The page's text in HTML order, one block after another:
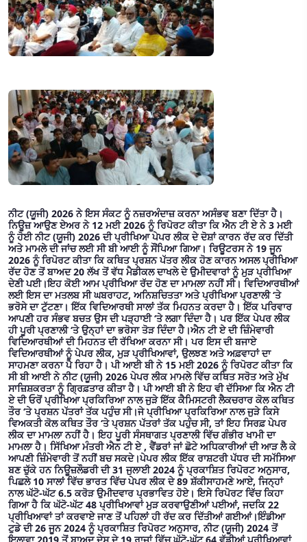
ਨੀਟ (ਯੂਜੀ) 2026 ਨੇ ਇਸ ਸੰਕਟ ਨੂੰ ਨਜ਼ਰਅੰਦਾਜ਼ ਕਰਨਾ ਅਸੰਭਵ ਬਣਾ ਦਿੱਤਾ ਹੈ।
ਨਿਊਜ਼ ਆਉਣ ਏਅਰ ਨੇ 12 ਮਈ 2026 ਨੂੰ ਰਿਪੋਰਟ ਕੀਤਾ ਕਿ ਐਨ ਟੀ ਏ ਨੇ 3 ਮਈ
ਨੂੰ ਹੋਈ ਨੀਟ (ਯੂਜੀ) 2026 ਦੀ ਪ੍ਰੀਖਿਆ ਪੇਪਰ ਲੀਕ ਦੇ ਦੋਸ਼ਾਂ ਕਾਰਨ ਰੱਦ ਕਰ ਦਿੱਤੀ
ਅਤੇ ਮਾਮਲੇ ਦੀ ਜਾਂਚ ਲਈ ਸੀ ਬੀ ਆਈ ਨੂੰ ਸੌਂਪਿਆ ਗਿਆ। ਰਿਊਟਰਸ ਨੇ 19 ਜੂਨ
2026 ਨੂੰ ਰਿਪੋਰਟ ਕੀਤਾ ਕਿ ਕਥਿਤ ਪ੍ਰਸ਼ਨ ਪੱਤਰ ਲੀਕ ਹੋਣ ਕਾਰਨ ਅਸਲ ਪ੍ਰੀਖਿਆ
ਰੱਦ ਹੋਣ ਤੋਂ ਬਾਅਦ 20 ਲੱਖ ਤੋਂ ਵੱਧ ਮੈਡੀਕਲ ਦਾਖਲੇ ਦੇ ਉਮੀਦਵਾਰਾਂ ਨੂੰ ਮੁੜ ਪ੍ਰੀਖਿਆ
ਦੇਣੀ ਪਈ।ਇਹ ਕੋਈ ਆਮ ਪ੍ਰੀਖਿਆ ਰੱਦ ਹੋਣ ਦਾ ਮਾਮਲਾ ਨਹੀਂ ਸੀ। ਵਿਦਿਆਰਥੀਆਂ
ਲਈ ਇਸ ਦਾ ਮਤਲਬ ਸੀ ਘਬਰਾਹਟ, ਅਨਿਸ਼ਚਿਤਤਾ ਅਤੇ ਪ੍ਰੀਖਿਆ ਪ੍ਰਣਾਲੀ ‘ਤੇ
ਭਰੋਸੇ ਦਾ ਟੁੱਟਣਾ। ਇੱਕ ਵਿਦਿਆਰਥੀ ਸਾਲਾਂ ਤੱਕ ਮਿਹਨਤ ਕਰਦਾ ਹੈ। ਇੱਕ ਪਰਿਵਾਰ
ਆਪਣੀ ਹਰ ਸੰਭਵ ਬਚਤ ਉਸ ਦੀ ਪੜ੍ਹਾਈ ‘ਤੇ ਲਗਾ ਦਿੰਦਾ ਹੈ। ਪਰ ਇੱਕ ਪੇਪਰ ਲੀਕ
ਹੀ ਪੂਰੀ ਪ੍ਰਣਾਲੀ ‘ਤੇ ਉਨ੍ਹਾਂ ਦਾ ਭਰੋਸਾ ਤੋੜ ਦਿੰਦਾ ਹੈ।ਐਨ ਟੀ ਏ ਦੀ ਜ਼ਿੰਮੇਵਾਰੀ
ਵਿਦਿਆਰਥੀਆਂ ਦੀ ਮਿਹਨਤ ਦੀ ਰੱਖਿਆ ਕਰਨਾ ਸੀ। ਪਰ ਇਸ ਦੀ ਬਜਾਏ
ਵਿਦਿਆਰਥੀਆਂ ਨੂੰ ਪੇਪਰ ਲੀਕ, ਮੁੜ ਪ੍ਰੀਖਿਆਵਾਂ, ਉਲਝਣ ਅਤੇ ਅਫ਼ਵਾਹਾਂ ਦਾ
ਸਾਹਮਣਾ ਕਰਨਾ ਪੈ ਰਿਹਾ ਹੈ। ਪੀ ਆਈ ਬੀ ਨੇ 15 ਮਈ 2026 ਨੂੰ ਰਿਪੋਰਟ ਕੀਤਾ ਕਿ
ਸੀ ਬੀ ਆਈ ਨੇ ਨੀਟ (ਯੂਜੀ) 2026 ਪੇਪਰ ਲੀਕ ਮਾਮਲੇ ਵਿੱਚ ਕਥਿਤ ਸਰੋਤ ਅਤੇ ਮੁੱਖ
ਸਾਜ਼ਿਸ਼ਕਰਤਾ ਨੂੰ ਗ੍ਰਿਫ਼ਤਾਰ ਕੀਤਾ ਹੈ। ਪੀ ਆਈ ਬੀ ਨੇ ਇਹ ਵੀ ਦੱਸਿਆ ਕਿ ਐਨ ਟੀ
ਏ ਦੀ ਓਰੋਂ ਪ੍ਰੀਖਿਆ ਪ੍ਰਕਿਰਿਆ ਨਾਲ ਜੁੜੇ ਇੱਕ ਕੈਮਿਸਟਰੀ ਲੈਕਚਰਾਰ ਕੋਲ ਕਥਿਤ
ਤੌਰ ‘ਤੇ ਪ੍ਰਸ਼ਨ ਪੱਤਰਾਂ ਤੱਕ ਪਹੁੰਚ ਸੀ।ਜੇ ਪ੍ਰੀਖਿਆ ਪ੍ਰਕਿਰਿਆ ਨਾਲ ਜੁੜੇ ਕਿਸੇ
ਵਿਅਕਤੀ ਕੋਲ ਕਥਿਤ ਤੌਰ ‘ਤੇ ਪ੍ਰਸ਼ਨ ਪੱਤਰਾਂ ਤੱਕ ਪਹੁੰਚ ਸੀ, ਤਾਂ ਇਹ ਸਿਰਫ਼ ਪੇਪਰ
ਲੀਕ ਦਾ ਮਾਮਲਾ ਨਹੀਂ ਹੈ। ਇਹ ਪੂਰੀ ਸੰਸਥਾਗਤ ਪ੍ਰਣਾਲੀ ਵਿੱਚ ਗੰਭੀਰ ਖਾਮੀ ਦਾ
ਮਾਮਲਾ ਹੈ। ਸਿੱਖਿਆ ਮੰਤਰੀ ਐਨ ਟੀ ਏ , ਵੈਂਡਰਾਂ ਜਾਂ ਛੋਟੇ ਅਧਿਕਾਰੀਆਂ ਦੀ ਆੜ ਲੈ ਕੇ
ਆਪਣੀ ਜ਼ਿੰਮੇਵਾਰੀ ਤੋਂ ਨਹੀਂ ਬਚ ਸਕਦੇ।ਪੇਪਰ ਲੀਕ ਇੱਕ ਰਾਸ਼ਟਰੀ ਪੱਧਰ ਦੀ ਸਮੱਸਿਆ
ਬਣ ਚੁੱਕੇ ਹਨ ਨਿਊਜ਼ਲੌਡਰੀ ਦੀ 31 ਜੁਲਾਈ 2024 ਨੂੰ ਪ੍ਰਕਾਸ਼ਿਤ ਰਿਪੋਰਟ ਅਨੁਸਾਰ,
ਪਿਛਲੇ 10 ਸਾਲਾਂ ਵਿੱਚ ਭਾਰਤ ਵਿੱਚ ਪੇਪਰ ਲੀਕ ਦੇ 89 ਸ਼ੱਕੀਸਾਹਮਣੇ ਆਏ, ਜਿਨ੍ਹਾਂ
ਨਾਲ ਘੱਟੋ-ਘੱਟ 6.5 ਕਰੋੜ ਉਮੀਦਵਾਰ ਪ੍ਰਭਾਵਿਤ ਹੋਏ। ਇਸੇ ਰਿਪੋਰਟ ਵਿੱਚ ਕਿਹਾ
ਗਿਆ ਹੈ ਕਿ ਘੱਟੋ-ਘੱਟ 48 ਪ੍ਰੀਖਿਆਵਾਂ ਮੁੜ ਕਰਵਾਉਣੀਆਂ ਪਈਆਂ, ਜਦਕਿ 22
ਪ੍ਰੀਖਿਆਵਾਂ ਤਾਂ ਕਰਵਾਏ ਜਾਣ ਤੋਂ ਪਹਿਲਾਂ ਹੀ ਰੱਦ ਕਰ ਦਿੱਤੀਆਂ ਗਈਆਂ।ਇੰਡੀਆ
ਟੁਡੇ ਦੀ 26 ਜੂਨ 2024 ਨੂੰ ਪ੍ਰਕਾਸ਼ਿਤ ਰਿਪੋਰਟ ਅਨੁਸਾਰ, ਨੀਟ (ਯੂਜੀ) 2024 ਤੋਂ